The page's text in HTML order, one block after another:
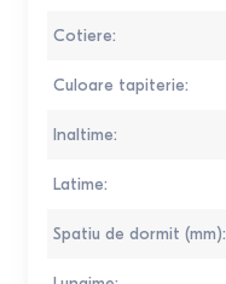
Cotiere:
Culoare tapiterie:
Inaltime:
Latime:
Spatiu de dormit (mm):